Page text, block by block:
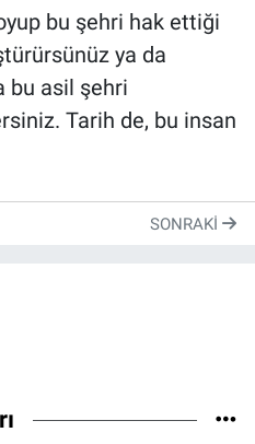
bu şehri hak ettiği
ya da
bu asil şehri
Tarih de, bu insan
SONRAKI